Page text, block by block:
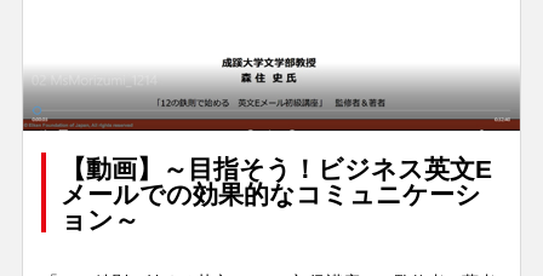
【動画】～目指そう！ビジネス英文E
メールでの効果的なコミュニケーシ
ョン～